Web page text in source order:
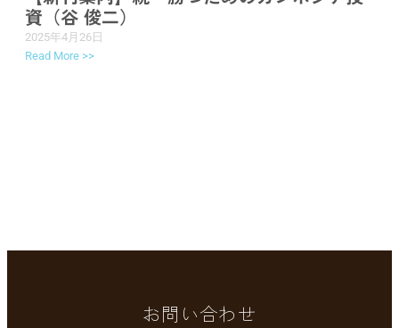
資（谷 俊二）
2025年4月26日
Read More >>
お問い合わせ